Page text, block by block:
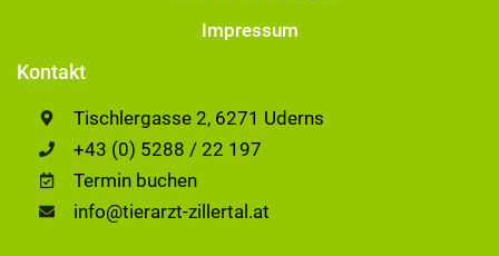
Impressum
Kontakt
Tischlergasse 2, 6271 Uderns
+43 (0) 5288 / 22 197
Termin buchen
info@tierarzt-zillertal.at